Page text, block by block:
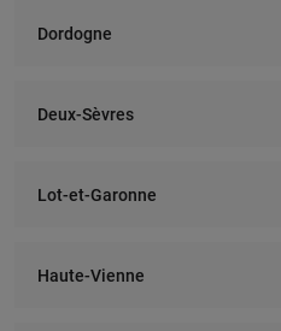
Dordogne
Deux-Sèvres
Lot-et-Garonne
Haute-Vienne